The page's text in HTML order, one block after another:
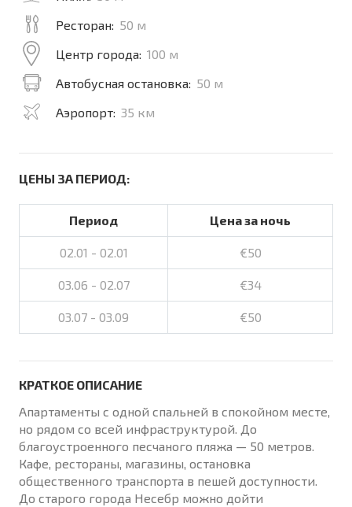
Ресторан: 50 м
Центр города: 100 м
Автобусная остановка: 50 м
Аэропорт: 35 км
ЦЕНЫ ЗА ПЕРИОД:
Период Цена за ночь
02.01 - 02.01 €50
03.06 - 02.07 €34
03.07 - 03.09 €50
КРАТКОЕ ОПИСАНИЕ
Апартаменты с одной спальней в спокойном месте,
но рядом со всей инфраструктурой. До
благоустроенного песчаного пляжа — 50 метров.
Кафе, рестораны, магазины, остановка
общественного транспорта в пешей доступности.
До старого города Несебр можно дойти